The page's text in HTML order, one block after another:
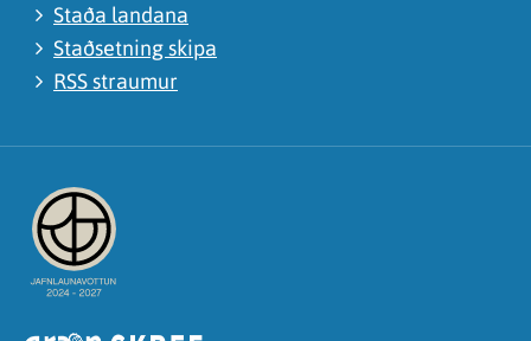
Staða landana
Staðsetning skipa
RSS straumur